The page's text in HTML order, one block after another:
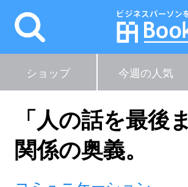
ショップ 今週の人気
「人の話を最後
関係の奥義。